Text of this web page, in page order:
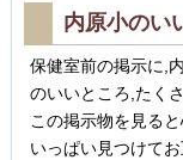
内原小のい
保健室前の掲示に,
のいいところ,たく
この掲示物を見る
いっぱい見つけて